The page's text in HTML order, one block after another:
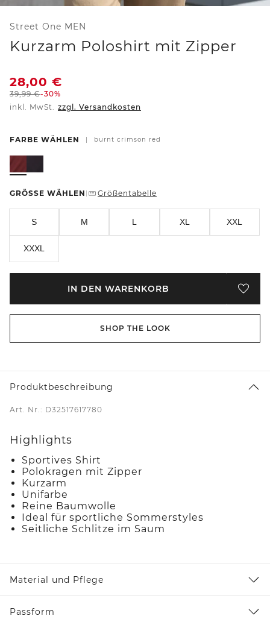
Street One MEN
Kurzarm Poloshirt mit Zipper
28,00 €
39,99€-30%
inkl. MwSt. zzgl. Versandkosten
FARBE WÄHLEN burnt crimson red
GRÖSSE WÄHLEN Größentabelle
S M L XL XXL
XXXL
IN DEN WARENKORB
SHOP THE LOOK
Produktbeschreibung
Art. Nr.: D32517617780
Highlights
Sportives Shirt
Polokragen mit Zipper
Kurzarm
Unifarbe
Reine Baumwolle
Ideal für sportliche Sommerstyles
Seitliche Schlitze im Saum
Material und Pflege
Passform